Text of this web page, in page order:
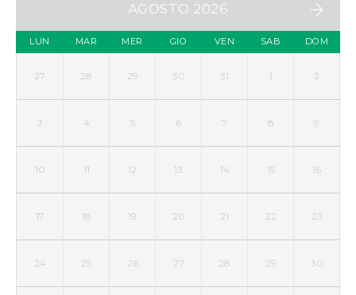
AGOSTO 2026
LUN MAR MER GIO VEN SAB DOM
27 28 29 30 31 1 2
3 4 5 6 7 8 9
10 11 12 13 14 15 16
17 18 19 20 21 22 23
24 25 26 27 28 29 30